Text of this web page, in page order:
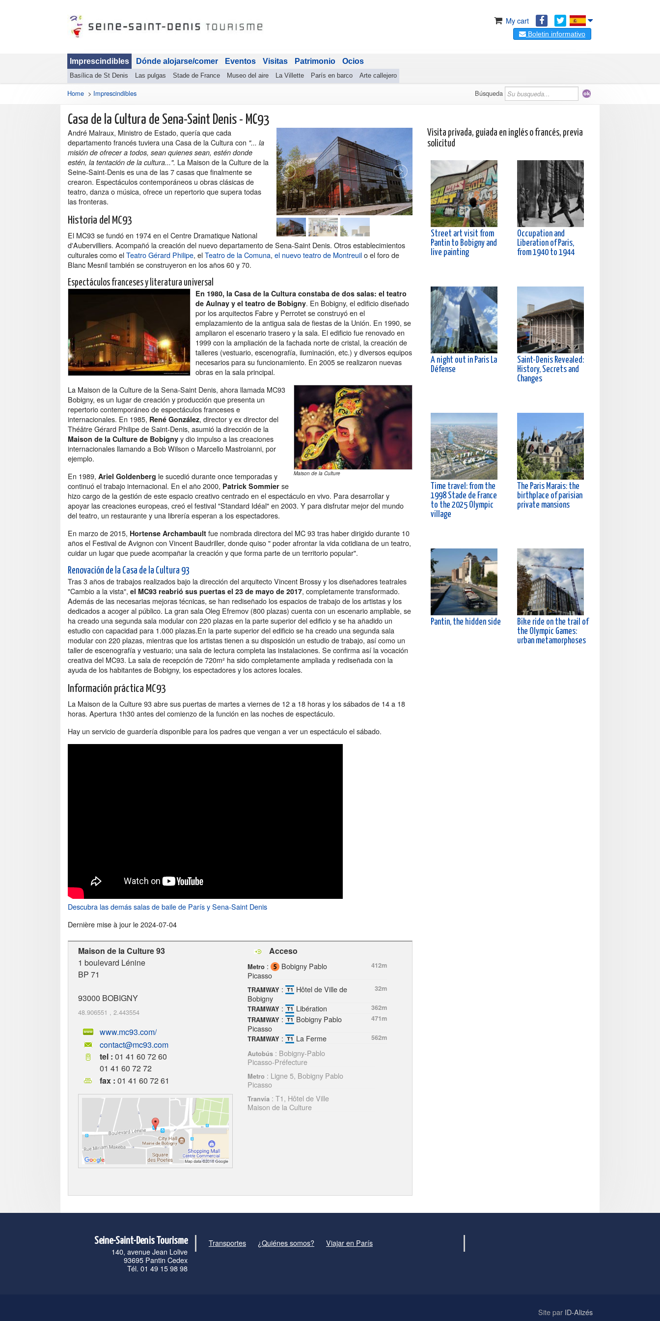
My cart
Boletin informativo
Imprescindibles
Basílica de St Denis Las pulgas Stade de France Museo del aire La Villette París en barco Arte callejero
Dónde alojarse/comer Eventos Visitas Patrimonio Ocios
Home > Imprescindibles Búsqueda
Casa de la Cultura de Sena-Saint Denis - MC93
André Malraux, Ministro de Estado, quería que cada
departamento francés tuviera una Casa de la Cultura con "... la
misión de ofrecer a todos, sean quienes sean, estén donde
estén, la tentación de la cultura...". La Maison de la Culture de la
Seine-Saint-Denis es una de las 7 casas que finalmente se
crearon. Espectáculos contemporáneos u obras clásicas de
teatro, danza o música, ofrece un repertorio que supera todas
las fronteras.
Historia del MC93
El MC93 se fundó en 1974 en el Centre Dramatique National
d'Aubervilliers. Acompañó la creación del nuevo departamento de Sena-Saint Denis. Otros establecimientos
culturales como elTeatro Gérard Philipe, elTeatro de la Comuna, el nuevo teatro de Montreuilo el foro de
Blanc Mesnil también se construyeron en los años 60 y 70.
Espectáculos franceses y literatura universal
En 1980, la Casa de la Cultura constaba de dos salas: el teatro
de Aulnay y el teatro de Bobigny. En Bobigny, el edificio diseñado
por los arquitectos Fabre y Perrotet se construyó en el
emplazamiento de la antigua sala de fiestas de la Unión. En 1990, se
ampliaron el escenario trasero y la sala. El edificio fue renovado en
1999 con la ampliación de la fachada norte de cristal, la creación de
talleres (vestuario, escenografía, iluminación, etc.) y diversos equipos
necesarios para su funcionamiento. En 2005 se realizaron nuevas
obras en la sala principal.
Maison de la Culture
La Maison de la Culture de la Sena-Saint Denis, ahora llamada MC93
Bobigny, es un lugar de creación y producción que presenta un
repertorio contemporáneo de espectáculos franceses e
internacionales. En 1985, René González, director y ex director del
Théâtre Gérard Philipe de Saint-Denis, asumió la dirección de la
Maison de la Culture de Bobigny y dio impulso a las creaciones
internacionales llamando a Bob Wilson o Marcello Mastroianni, por
ejemplo.
En 1989, Ariel Goldenberg le sucedió durante once temporadas y
continuó el trabajo internacional. En el año 2000, Patrick Sommier se
hizo cargo de la gestión de este espacio creativo centrado en el espectáculo en vivo. Para desarrollar y
apoyar las creaciones europeas, creó el festival "Standard Idéal" en 2003. Y para disfrutar mejor del mundo
del teatro, un restaurante y una librería esperan a los espectadores.
En marzo de 2015, Hortense Archambault fue nombrada directora del MC 93 tras haber dirigido durante 10
años el Festival de Avignon con Vincent Baudriller, donde quiso " poder afrontar la vida cotidiana de un teatro,
cuidar un lugar que puede acompañar la creación y que forma parte de un territorio popular".
Renovación de la Casa de la Cultura 93
Tras 3 años de trabajos realizados bajo la dirección del arquitecto Vincent Brossy y los diseñadores teatrales
"Cambio a la vista", el MC93 reabrió sus puertas el 23 de mayo de 2017, completamente transformado.
Además de las necesarias mejoras técnicas, se han rediseñado los espacios de trabajo de los artistas y los
dedicados a acoger al público. La gran sala Oleg Efremov (800 plazas) cuenta con un escenario ampliable, se
ha creado una segunda sala modular con 220 plazas en la parte superior del edificio y se ha añadido un
estudio con capacidad para 1.000 plazas.En la parte superior del edificio se ha creado una segunda sala
modular con 220 plazas, mientras que los artistas tienen a su disposición un estudio de trabajo, así como un
taller de escenografía y vestuario; una sala de lectura completa las instalaciones. Se confirma así la vocación
creativa del MC93. La sala de recepción de 720m² ha sido completamente ampliada y rediseñada con la
ayuda de los habitantes de Bobigny, los espectadores y los actores locales.
Información práctica MC93
La Maison de la Culture 93 abre sus puertas de martes a viernes de 12 a 18 horas y los sábados de 14 a 18
horas. Apertura 1h30 antes del comienzo de la función en las noches de espectáculo.
Hay un servicio de guardería disponible para los padres que vengan a ver un espectáculo el sábado.
Descubra las demás salas de baile de París y Sena-Saint Denis
Dernière mise à jour le2024-07-04
Maison de la Culture 93
1 boulevard Lénine
BP 71
93000 BOBIGNY
48.906551 , 2.443554
www.mc93.com/
contact@mc93.com
tel : 01 41 60 72 60
01 41 60 72 72
fax : 01 41 60 72 61
Acceso
Metro :
Bobigny Pablo
Picasso
412m
TRAMWAY :
Hôtel de Ville de
Bobigny
32m
TRAMWAY : Libération
362m
TRAMWAY :
Bobigny Pablo
Picasso
471m
TRAMWAY : La Ferme
562m
Autobús : Bobigny-Pablo
Picasso-Préfecture
Metro : Ligne 5, Bobigny Pablo
Picasso
Tranvía : T1, Hôtel de Ville
Maison de la Culture
Visita privada, guiada en inglés o francés, previa
solicitud
Street art visit from
Pantin to Bobigny and
live painting
Occupation and
Liberation of Paris,
from 1940 to 1944
A night out in Paris La
Défense
Saint-Denis Revealed:
History, Secrets and
Changes
Time travel: from the
1998 Stade de France
to the 2025 Olympic
village
The Paris Marais: the
birthplace of parisian
private mansions
Pantin, the hidden side
Bike ride on the trail of
the Olympic Games:
urban metamorphoses
Seine-Saint-Denis Tourisme
140, avenue Jean Lolive
93695 Pantin Cedex
Tél. 01 49 15 98 98
Transportes ¿Quiénes somos? Viajar en París
Site par ID-Alizés